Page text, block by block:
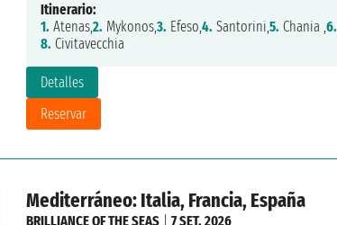
Detalles
Reservar
Itinerario:
1. Atenas,2. Mykonos,3. Efeso,4. Santorini,5. Chania ,6.
8. Civitavecchia
Mediterráneo: Italia, Francia, España
BRILLIANCE OF THE SEAS| 7 SET. 2026